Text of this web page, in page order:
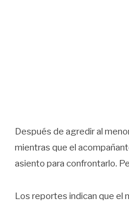
Después de agredir al
mientras que el
asiento para confrontarlo.
Los reportes indican que el